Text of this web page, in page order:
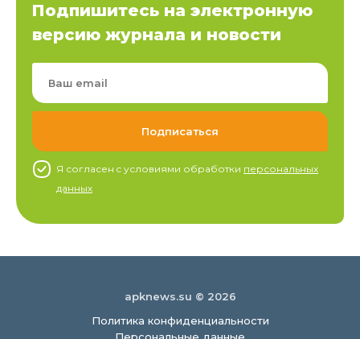
Подпишитесь на электронную
версию журнала и новости
Я согласен c условиями обработки персональных
данных
apknews.su © 2026
Политика конфиденциальности